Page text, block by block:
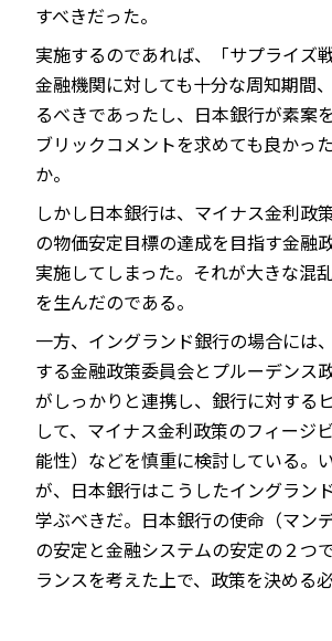
すべきだった。
実施するのであれば、「サプライズ
金融機関に対しても十分な周知期間
るべきであったし、日本銀行が素案
ブリックコメントを求めても良かっ
か。
しかし日本銀行は、マイナス金利政
の物価安定目標の達成を目指す金融
実施してしまった。それが大きな混
を生んだのである。
一方、イングランド銀行の場合には
する金融政策委員会とプルーデンス
がしっかりと連携し、銀行に対する
して、マイナス金利政策のフィージ
能性）などを慎重に検討している。
が、日本銀行はこうしたイングラン
学ぶべきだ。日本銀行の使命（マン
の安定と金融システムの安定の２つ
ランスを考えた上で、政策を決める